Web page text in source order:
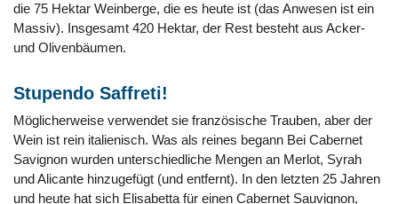
die 75 Hektar Weinberge, die es heute ist (das Anwesen ist ein
Massiv). Insgesamt 420 Hektar, der Rest besteht aus Acker-
und Olivenbäumen.
Stupendo Saffreti!
Möglicherweise verwendet sie französische Trauben, aber der
Wein ist rein italienisch. Was als reines begann Bei Cabernet
Savignon wurden unterschiedliche Mengen an Merlot, Syrah
und Alicante hinzugefügt (und entfernt). In den letzten 25 Jahren
und heute hat sich Elisabetta für einen Cabernet Sauvignon,